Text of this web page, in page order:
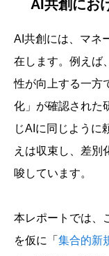
AI共創にお
AI共創には、マネ
在します。例えば
性が向上する一方
化」が確認された
じAIに同じように
えは収束し、差別
唆しています。
本レポートでは、
を仮に「 集合的新